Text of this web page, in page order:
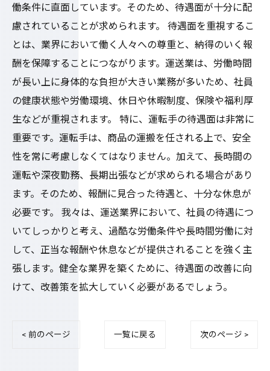
働条件に直面しています。そのため、待遇面が十分に配
慮されていることが求められます。 待遇面を重視するこ
とは、業界において働く人々への尊重と、納得のいく報
酬を保障することにつながります。運送業は、労働時間
が長い上に身体的な負担が大きい業務が多いため、社員
の健康状態や労働環境、休日や休暇制度、保険や福利厚
生などが重視されます。 特に、運転手の待遇面は非常に
重要です。運転手は、商品の運搬を任される上で、安全
性を常に考慮しなくてはなりません。加えて、長時間の
運転や深夜勤務、長期出張などが求められる場合があり
ます。そのため、報酬に見合った待遇と、十分な休息が
必要です。 我々は、運送業界において、社員の待遇につ
いてしっかりと考え、過酷な労働条件や長時間労働に対
して、正当な報酬や休息などが提供されることを強く主
張します。健全な業界を築くために、待遇面の改善に向
けて、改善策を拡大していく必要があるでしょう。
< 前のページ 一覧に戻る 次のページ >